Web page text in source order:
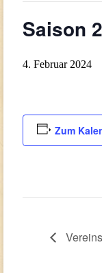
Saison
4. Februar 2024
Zum